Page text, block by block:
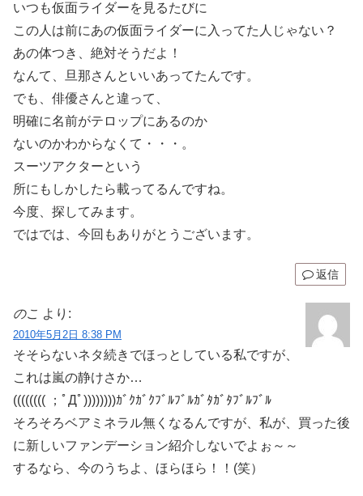
いつも仮面ライダーを見るたびに
この人は前にあの仮面ライダーに入ってた人じゃない？
あの体つき、絶対そうだよ！
なんて、旦那さんといいあってたんです。
でも、俳優さんと違って、
明確に名前がテロップにあるのか
ないのかわからなくて・・・。
スーツアクターという
所にもしかしたら載ってるんですね。
今度、探してみます。
ではでは、今回もありがとうございます。
返信
のこ より:
2010年5月2日 8:38 PM
そそらないネタ続きでほっとしている私ですが、
これは嵐の静けさか…
(((((((( ；ﾟДﾟ))))))))ｶﾞｸｶﾞｸﾌﾞﾙﾌﾞﾙｶﾞﾀｶﾞﾀﾌﾞﾙﾌﾞﾙ
そろそろベアミネラル無くなるんですが、私が、買った後
に新しいファンデーション紹介しないでよぉ～～
するなら、今のうちよ、ほらほら！！(笑）